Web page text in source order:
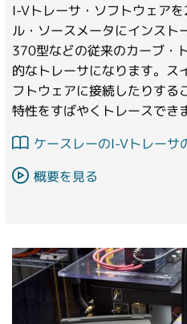
I-Vトレーサ・ソフトウェア
ル・ソースメータにインスト
370型などの従来のカーブ・
的なトレーサになります。ス
フトウェアに接続したりする
特性をすばやくトレースでき
ケースレーのI-Vトレーサ
概要を見る